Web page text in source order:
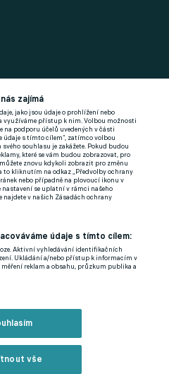
a žurnalistika
zajímá
jako jsou údaje o prohlížení nebo
využíváme přístup k nim. Volbou možnosti
na podporu účelů uvedených v části
údaje s tímto cílem“, zatímco volbou
souhlasu je zakážete. Pokud budou
které se vám budou zobrazovat, pro
znovu kdykoli zobrazit pro změnu
to kliknutím na odkaz „Předvolby ochrany
nebo případně na plovoucí ikonu v
nastavení se uplatní v rámci našeho
v našich Zásadách ochrany
údaje s tímto cílem:
Aktivní vyhledávání identifikačních
Ukládání a/nebo přístup k informacím v
reklam a obsahu, průzkum publika a
vše